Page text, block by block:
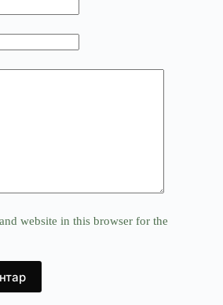
website in this browser for the